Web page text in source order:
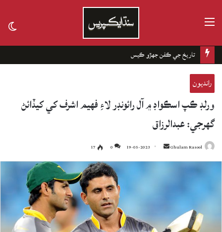
تاريخ جي ڪفن جھڙو ڪيس
رانديون
ورلڊ ڪپ اسڪواڊ ۾ آل رائونڊر لاءِ فهيم اشرف کي کيڏائڻ
گهرجي: عبدالرزاق
Ghulam Rasool
Send
an
19-05-2023
0
17